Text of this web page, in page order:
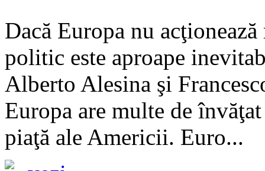
Dacă Europa nu
politic este aproape
Alberto Alesina şi
Europa are multe de
piaţă ale Americii. Euro...